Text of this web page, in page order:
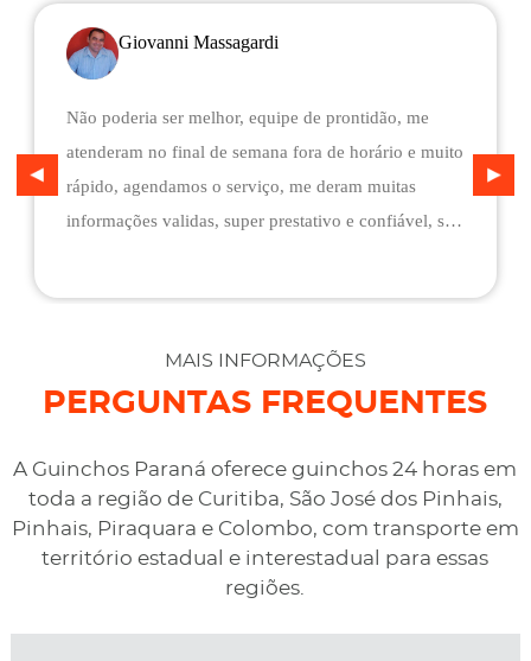
Giovanni Massagardi
Não poderia ser melhor, equipe de prontidão, me
atenderam no final de semana fora de horário e muito
rápido, agendamos o serviço, me deram muitas
informações validas, super prestativo e confiável, são
desviaram para uma oficina mais próximo, sem
qualquer custo na maior boa vontade.
MAIS INFORMAÇÕES
PERGUNTAS FREQUENTES
A Guinchos Paraná oferece guinchos 24 horas em
toda a região de Curitiba, São José dos Pinhais,
Pinhais, Piraquara e Colombo, com transporte em
território estadual e interestadual para essas
regiões.